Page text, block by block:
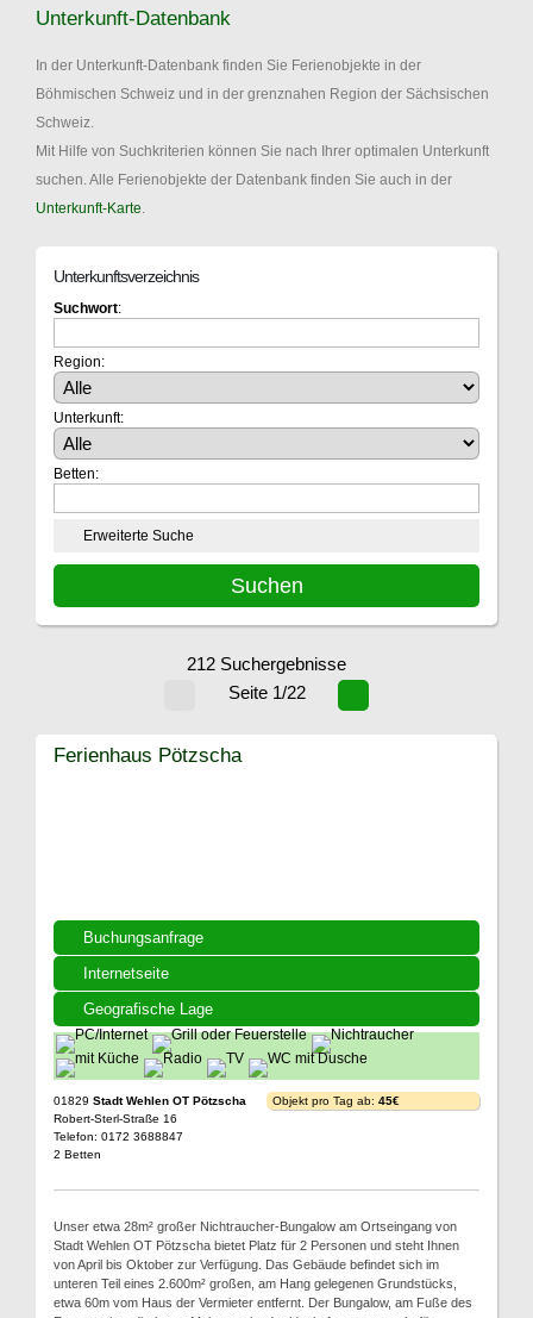
Unterkunft-Datenbank
In der Unterkunft-Datenbank finden Sie Ferienobjekte in der
Böhmischen Schweiz und in der grenznahen Region der Sächsischen
Schweiz.
Mit Hilfe von Suchkriterien können Sie nach Ihrer optimalen Unterkunft
suchen. Alle Ferienobjekte der Datenbank finden Sie auch in der
Unterkunft-Karte
Unterkunftsverzeichnis
Suchwort:
Region:
Unterkunft:
Betten:
Erweiterte Suche
212 Suchergebnisse
Seite 1/22
Buchungsanfrage
Internetseite
Geografische Lage
Ferienhaus Pötzscha
01829 Stadt Wehlen OT Pötzscha
Robert-Sterl-Straße 16
Telefon: 0172 3688847
2 Betten
Objekt pro Tag ab: 45€
Unser etwa 28m² großer Nichtraucher-Bungalow am Ortseingang von
Stadt Wehlen OT Pötzscha bietet Platz für 2 Personen und steht Ihnen
von April bis Oktober zur Verfügung. Das Gebäude befindet sich im
unteren Teil eines 2.600m² großen, am Hang gelegenen Grundstücks,
etwa 60m vom Haus der Vermieter entfernt. Der Bungalow, am Fuße des